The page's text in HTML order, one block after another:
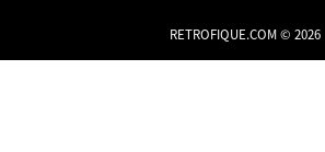
RETROFIQUE.COM © 2026